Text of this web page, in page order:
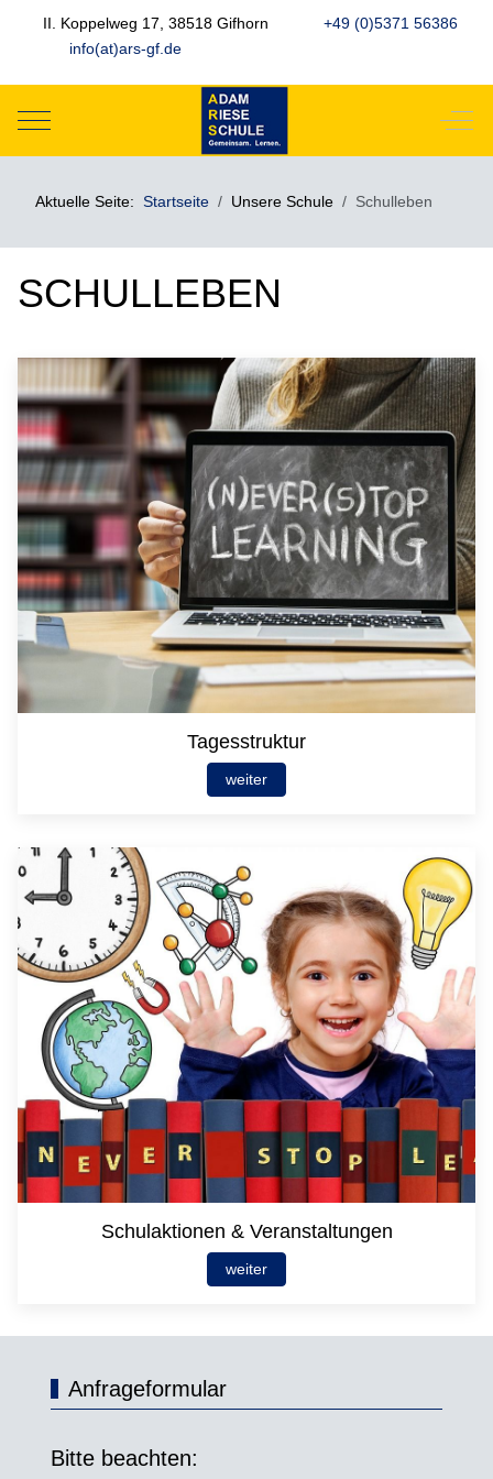
II. Koppelweg 17, 38518 Gifhorn
+49 (0)5371 56386
info(at)ars-gf.de
Mobile Menu Toggle Off-
Aktuelle Seite:Startseite Unsere Schule Schulleben
SCHULLEBEN
Tagesstruktur
weiter
Schulaktionen & Veranstaltungen
weiter
Anfrageformular
Bitte beachten: